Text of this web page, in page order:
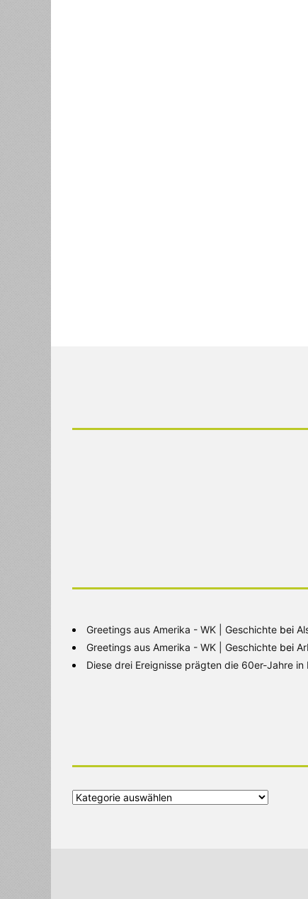
Greetings aus Amerika - WK | Geschichte bei
Greetings aus Amerika - WK | Geschichte bei
Diese drei Ereignisse prägten die 60er-Jahre
Alle